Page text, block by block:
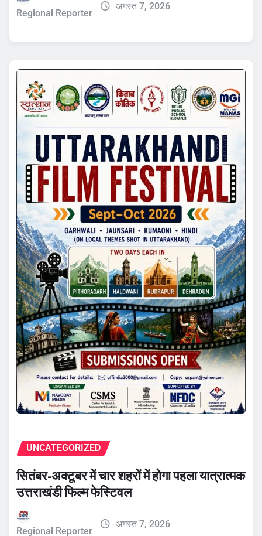
Regional Reporter
अगस्त 7, 2026
UNCATEGORIZED
सितंबर-अक्टूबर में चार शहरों में होगा पहला यात्रात्मक
उत्तराखंडी फिल्म फेस्टिवल
Regional Reporter
अगस्त 7, 2026